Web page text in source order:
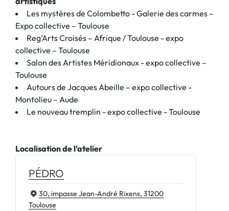
Les mystères de Colombetto - Galerie des carmes –
Expo collective – Toulouse
Reg’Arts Croisés – Afrique / Toulouse - expo
collective – Toulouse
Salon des Artistes Méridionaux - expo collective –
Toulouse
Autours de Jacques Abeille – expo collective -
Montolieu – Aude
Le nouveau tremplin - expo collective - Toulouse
Localisation de l'atelier
PÉDRO
30, impasse Jean-André Rixens, 31200
Toulouse